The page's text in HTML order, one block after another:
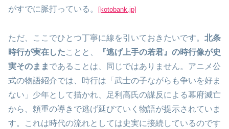
がすでに脈打っている。
[kotobank.jp]
ただ、ここでひとつ丁寧に線を引いておきたいです。 北条
時行が実在したことと、
『逃げ上手の若君』の時行像が史
実そのまま であることは、同じではありません。アニメ公
式の物語紹介では、時行は「武士の子ながらも争いを好ま
ない」少年として描かれ、足利高氏の謀反による幕府滅亡
から、頼重の導きで逃げ延びていく物語が提示されていま
す。これは時代の流れとしては史実に接続しているのです